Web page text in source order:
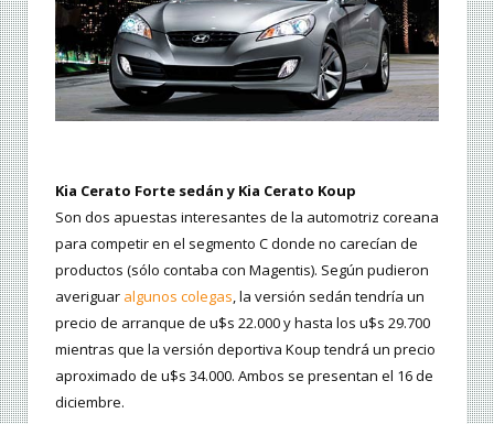
Kia Cerato Forte sedán y Kia Cerato Koup
Son dos apuestas interesantes de la automotriz coreana
para competir en el segmento C donde no carecían de
productos (sólo contaba con Magentis). Según pudieron
averiguar algunos colegas, la versión sedán tendría un
precio de arranque de u$s 22.000 y hasta los u$s 29.700
mientras que la versión deportiva Koup tendrá un precio
aproximado de u$s 34.000. Ambos se presentan el 16 de
diciembre.